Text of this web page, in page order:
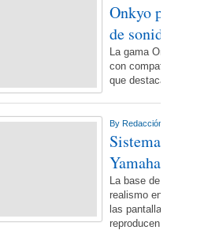
Onkyo presenta
de sonido
La gama Onkyo 2014
con compatibilidad
que destaca el Previo
By Redacción NdL
Sistema de
Yamaha SRT-
La base de sonido
realismo en estado
las pantallas de
reproducen la